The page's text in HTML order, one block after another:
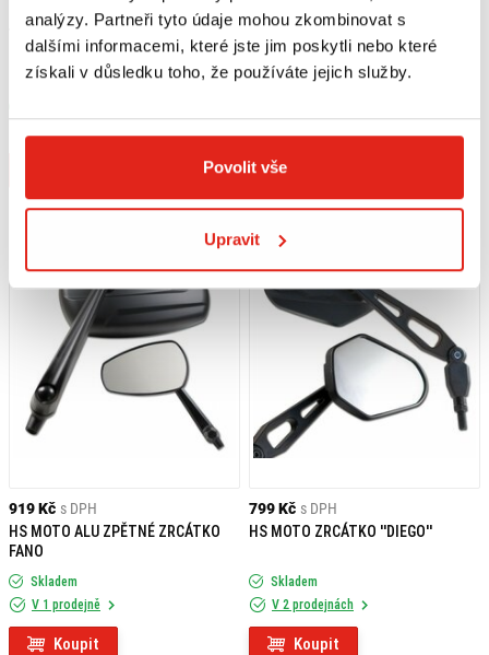
analýzy. Partneři tyto údaje mohou zkombinovat s
dalšími informacemi, které jste jim poskytli nebo které
získali v důsledku toho, že používáte jejich služby.
Povolit vše
Upravit
s DPH
HS MOTO ZPĚTNÉ ZRCÁTKO
"VIRAGO CHROME" - PÁR
HS MOTO ZRCÁTKO ''PADUA''
919 Kč s DPH
HS MOTO ALU ZPĚTNÉ ZRCÁTKO
FANO
Skladem
V 1 prodejně
Koupit
799 Kč s DPH
HS MOTO ZRCÁTKO ''DIEGO''
Skladem
V 2 prodejnách
Koupit